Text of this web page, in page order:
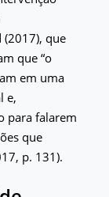
que
que “o
em uma
e,
para falarem
que
p. 131).